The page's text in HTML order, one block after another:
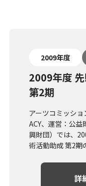
2009年度
2009年度
第2期
アーツコミッショ
ACY、運営：公
興財団）では、
術活動助成 第2期
ご確認ください。
詳